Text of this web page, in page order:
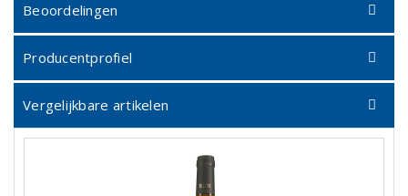
Beoordelingen
Producentprofiel
Vergelijkbare artikelen